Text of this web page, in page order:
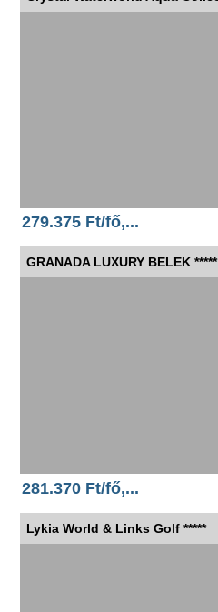
279.375 Ft/fő,...
GRANADA LUXURY BELEK *****
281.370 Ft/fő,...
Lykia World & Links Golf *****